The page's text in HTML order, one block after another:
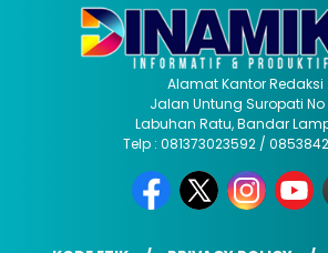
Alamat Kantor Redaksi :
Jalan Untung Suropati No
Labuhan Ratu, Bandar
Telp : 081373023592 /